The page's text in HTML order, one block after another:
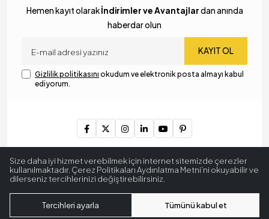
Hemen kayıt olarakİndirimler ve Avantajlardan anında
haberdar olun
KAYIT OL
Gizlilik politikasını okudum ve elektronik posta almayı kabul
ediyorum.
hakları saklıdır.
256 BitSSL
Encryption
Size daha iyi hizmet verebilmek için internet sitemizde çerezler
kullanılmaktadır. Çerez Politikaları Aydınlatma Metni’ni okuyabilir ve
dilerseniz tercihlerinizi değiştirebilirsiniz.
Tercihleri ayarla Tümünü kabul et